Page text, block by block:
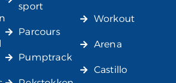
sport
Parcours
Pumptrack
Workout
Arena
Castillo